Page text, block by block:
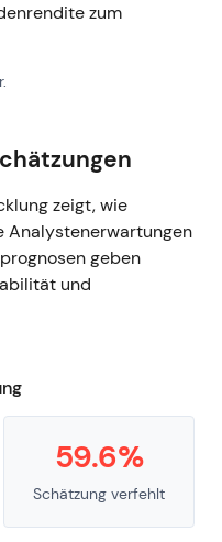
zum
zeigt, wie
Analystenerwartungen
geben
und
59.6%
Schätzung verfehlt